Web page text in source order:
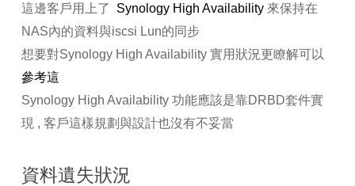
這邊客戶用上了
Synology High Availability 來保持在
NAS內的資料與iscsi Lun的同步
想要對Synology High Availability 實用狀況更瞭解可以
參考這
Synology High Availability 功能應該是靠DRBD套件實
現 , 客戶這樣規劃與設計也沒有不妥當
資料遺失狀況